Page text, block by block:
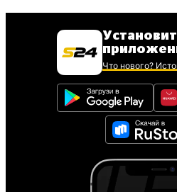
Что нового?